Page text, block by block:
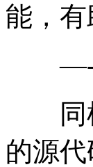
能，
—-＞
同样
的源